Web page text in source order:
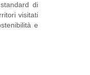
di
visitati
e